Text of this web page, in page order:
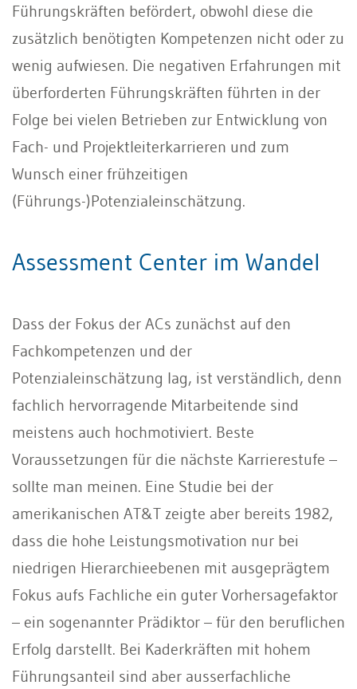
Führungskräften befördert, obwohl diese die
zusätzlich benötigten Kompetenzen nicht oder zu
wenig aufwiesen. Die negativen Erfahrungen mit
überforderten Führungskräften führten in der
Folge bei vielen Betrieben zur Entwicklung von
Fach- und Projektleiterkarrieren und zum
Wunsch einer frühzeitigen
(Führungs-)Potenzialeinschätzung.
Assessment Center im Wandel
Dass der Fokus der ACs zunächst auf den
Fachkompetenzen und der
Potenzialeinschätzung lag, ist verständlich, denn
fachlich hervorragende Mitarbeitende sind
meistens auch hochmotiviert. Beste
Voraussetzungen für die nächste Karrierestufe –
sollte man meinen. Eine Studie bei der
amerikanischen AT&T zeigte aber bereits 1982,
dass die hohe Leistungsmotivation nur bei
niedrigen Hierarchieebenen mit ausgeprägtem
Fokus aufs Fachliche ein guter Vorhersagefaktor
– ein sogenannter Prädiktor – für den beruflichen
Erfolg darstellt. Bei Kaderkräften mit hohem
Führungsanteil sind aber ausserfachliche